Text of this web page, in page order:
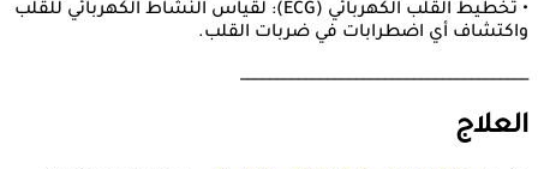
• تخطيط القلب الكهربائي (ECG): لقياس النشاط الكهربائي للقلب
واكتشاف أي اضطرابات في ضربات القلب.
________________________________________
العلاج